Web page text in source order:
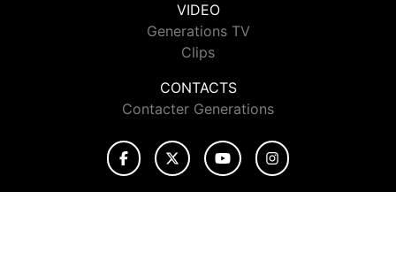
VIDEO
Generations TV
Clips
CONTACTS
Contacter Generations